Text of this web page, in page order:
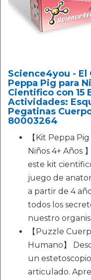
Science4you - El
Peppa Pig para
Cientifico con 15
Actividades:
Pegatinas
80003264
【Kit Peppa
Niños 4+ Años
este kit
juego de
a partir de 4
todos los
nuestro
【Puzzle
Humano】
un
articulado.